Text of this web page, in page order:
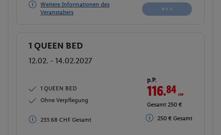
Weitere Informationen des
Veranstalters
Buchen
Buchen
1 QUEEN BED
12.02. - 14.02.2027
1 QUEEN BED
Ohne Verpflegung
252 € Gesamt
p.P.
117.77CHF
Gesamt 235.54 CHF
252 € Gesamt